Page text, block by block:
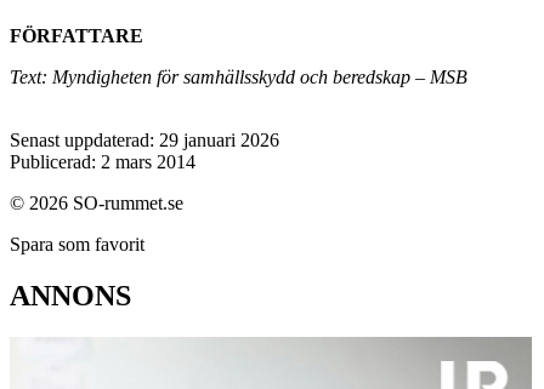
FÖRFATTARE
Text: Myndigheten för samhällsskydd och beredskap – MSB
Senast uppdaterad: 29 januari 2026
Publicerad: 2 mars 2014
© 2026 SO-rummet.se
Spara som favorit
ANNONS